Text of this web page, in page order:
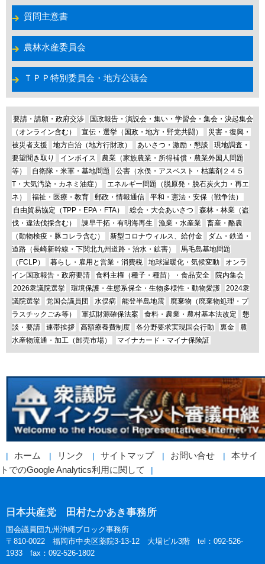
質問主意書
農林水産委員会
ＴＰＰ特別委員会・地方公聴会
要請・請願・政府交渉
国政報告・演説会・集い・学習会・集会・決起集会
（オンライン含む）
宣伝・選挙（国政・地方・野党共闘）
災害・復興・
被災者支援
地方自治（地方行財政） あいさつ・激励・懇談
現地調査・
要望聞き取り
インボイス
農業（家族農業・所得補償・農業外国人問題
等）
自衛隊・米軍・基地問題
公害（水俣・アスベスト・枯葉剤２４５
T・大気汚染・カネミ油症）
エネルギー問題（脱原発・脱石炭火力・再エ
ネ）
福祉・医療・教育 郵政・情報通信
平和・憲法・安保（戦争法）
自由貿易協定（TPP・EPA・FTA）
総会・大会あいさつ
森林・林業（盗
伐・違法伐採含む）
諫早干拓・有明海再生 漁業・水産業
畜産・酪農
（動物検疫・豚コレラ含む）
新型コロナウィルス、給付金
ダム・鉄道・
道路（長崎新幹線・下関北九州道路・治水・鉱害）
馬毛島基地問題
（FCLP）
暮らし・雇用と営業・消費税 地球温暖化・気候変動
オンラ
イン国政報告・政府要請
食料主権（種子・種苗）・食品安全
院内集会
2026衆議院選挙
環境保護・生態系保全・生物多様性・動物愛護
2024衆
議院選挙
党国会議員団 水俣病 能登半島地震
廃棄物（廃棄物処理・プ
ラスチックごみ等）
軍拡財源確保法案 食料・農業・農村基本法改定
懇
談・要請
連帯挨拶 高額療養費制度 各分野要求実現国会行動 裏金
農
水産物流通・加工（卸売市場）
マイナカード・マイナ保険証
ホーム リンク サイトマップ お問い合せ
本サイ
トでのGoogle Analytics利用に関して
日本共産党 田村たかあき事務所
国会議員団九州沖縄ブロック事務所
〒810-0022 福岡市中央区薬院3-13-12 大場ビル3階 tel：092-526-
1933 fax：092-526-1802